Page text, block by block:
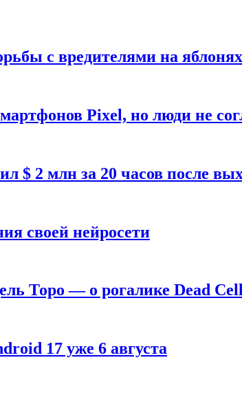
с вредителями на яблонях
Pixel, но люди не
$ 2 млн за 20 часов после
своей нейросети
Торо — о рогалике Dead
17 уже 6 августа